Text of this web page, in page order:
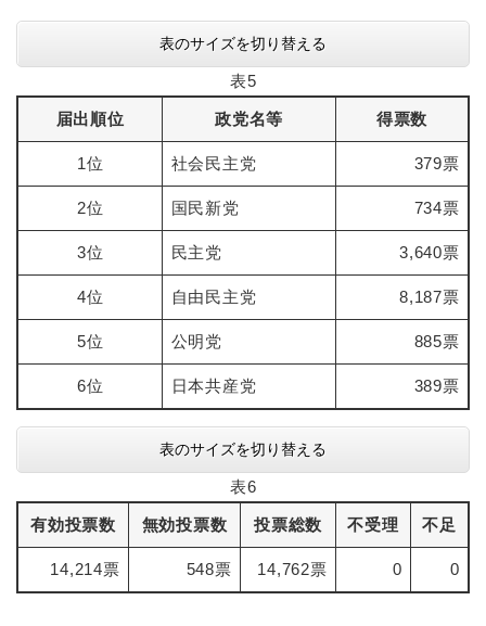
表のサイズを切り替える
表5
届出順位 政党名等 得票数
1位 社会民主党 379票
2位 国民新党 734票
3位 民主党 3,640票
4位 自由民主党 8,187票
5位 公明党 885票
6位 日本共産党 389票
表のサイズを切り替える
表6
有効投票数 無効投票数 投票総数 不受理 不足
14,214票 548票 14,762票 0 0